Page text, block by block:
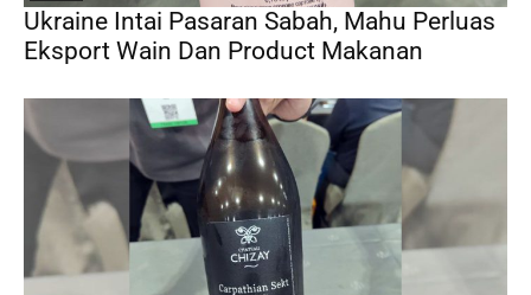
Ukraine Intai Pasaran Sabah, Mahu Perluas
Eksport Wain Dan Product Makanan